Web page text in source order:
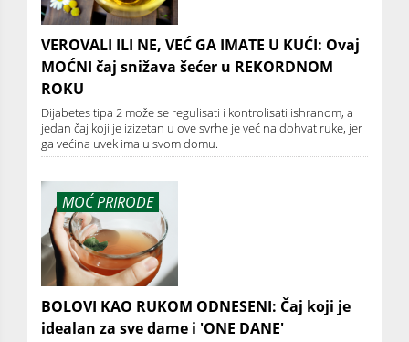
VEROVALI ILI NE, VEĆ GA IMATE U KUĆI: Ovaj
MOĆNI čaj snižava šećer u REKORDNOM
ROKU
Dijabetes tipa 2 može se regulisati i kontrolisati ishranom, a
jedan čaj koji je izizetan u ove svrhe je već na dohvat ruke, jer
ga većina uvek ima u svom domu.
MOĆ PRIRODE
BOLOVI KAO RUKOM ODNESENI: Čaj koji je
idealan za sve dame i 'ONE DANE'